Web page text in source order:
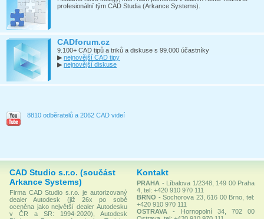
profesionální tým CAD Studia (Arkance Systems).
CADforum.cz
9.100+ CAD tipů a triků a diskuse s 99.000 účastníky
▶ nejnovější CAD tipy
▶ nejnovější diskuse
8810 odběratelů a 2062 CAD videí
CAD Studio s.r.o. (součást
Arkance Systems)
Firma CAD Studio s.r.o. je autorizovaný
dealer Autodesk (již 26x po sobě
oceněna jako největší dealer Autodesku
v ČR a SR: 1994-2020), Autodesk
Kontakt
PRAHA - Líbalova 1/2348, 149 00 Praha
4, tel: +420 910 970 111
BRNO - Sochorova 23, 616 00 Brno, tel:
+420 910 970 111
OSTRAVA
- Hornopolní 34, 702 00